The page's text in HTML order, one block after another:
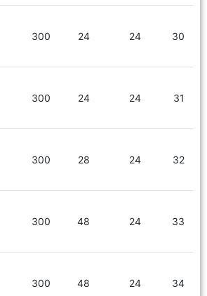
30
24
24
300
31
24
24
300
32
24
28
300
33
24
48
300
34
24
48
300